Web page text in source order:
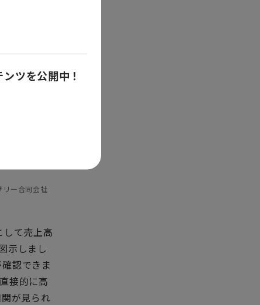
リー合同会社
て売上高
示しまし
認できま
接的に高
が見られ
ツを公開中！